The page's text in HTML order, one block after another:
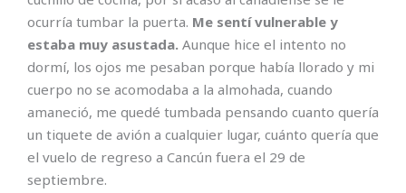
ocurría tumbar la puerta. Me sentí vulnerable y
estaba muy asustada. Aunque hice el intento no
dormí, los ojos me pesaban porque había llorado y mi
cuerpo no se acomodaba a la almohada, cuando
amaneció, me quedé tumbada pensando cuanto quería
un tiquete de avión a cualquier lugar, cuánto quería que
el vuelo de regreso a Cancún fuera el 29 de
septiembre.